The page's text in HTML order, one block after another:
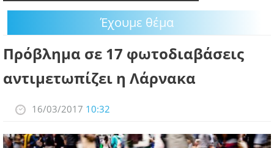
PODCAST
ΛΑΡΝΑΚΑ 2030
Έχουμε θέμα
Πρόβλημα σε 17 φωτοδιαβάσεις
αντιμετωπίζει η Λάρνακα
16/03/2017 10:32